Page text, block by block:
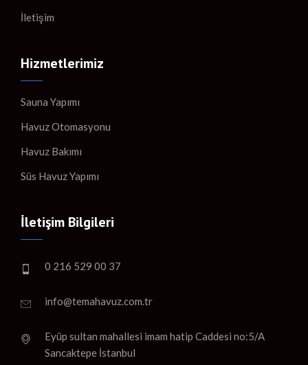
İletişim
Hizmetlerimiz
Sauna Yapımı
Havuz Otomasyonu
Havuz Bakımı
Süs Havuz Yapımı
İletişim Bilgileri
0 216 529 00 37
info@temahavuz.com.tr
Eyüp sultan mahallesi imam hatip Caddesi no:5/A
Sancaktepe İstanbul